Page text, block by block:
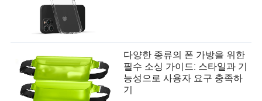
다양한 종류의 폰 가방을 위한
필수 소싱 가이드: 스타일과 기
능성으로 사용자 요구 충족하
기